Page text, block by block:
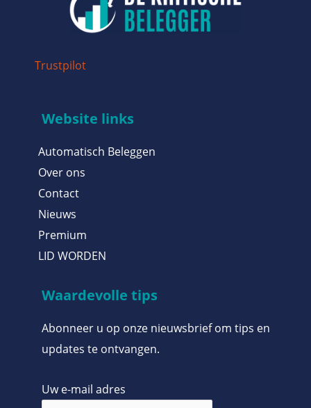
Trustpilot
Website links
Automatisch Beleggen
Over ons
Contact
Nieuws
Premium
LID WORDEN
Waardevolle tips
Abonneer u op onze nieuwsbrief om tips en
updates te ontvangen.
Uw e-mail adres